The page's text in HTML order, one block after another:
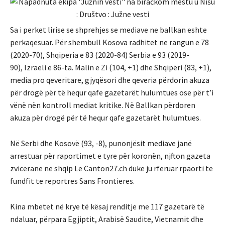
Sa i perket lirise se shprehjes se mediave ne ballkan eshte
perkaqesuar. Për shembull Kosova radhitet ne rangun e 78
(2020-70), Shqiperia e 83 (2020-84) Serbia e 93 (2019-
90), Izraeli e 86-ta. Malin e Zi (104, +1) dhe Shqipëri (83, +1),
media pro qeveritare, gjyqësori dhe qeveria përdorin akuza
për drogë për të hequr qafe gazetarët hulumtues ose për t’i
vënë nën kontroll mediat kritike. Në Ballkan përdoren
akuza për drogë për të hequr qafe gazetarët hulumtues.
Në Serbi dhe Kosovë (93, -8), punonjësit mediave janë
arrestuar për raportimet e tyre për koronën, njfton gazeta
zvicerane ne shqip Le Canton27.ch duke ju rferuar rpaorti te
fundfit te reportres Sans Frontieres.
Kina mbetet në krye të kësaj renditje me 117 gazetarë të
ndaluar, përpara Egjiptit, Arabisë Saudite, Vietnamit dhe